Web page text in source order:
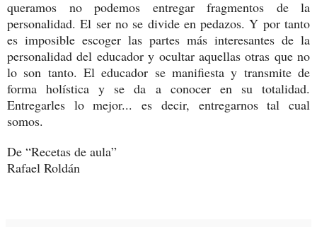
queramos no podemos entregar fragmentos de la
personalidad. El ser no se divide en pedazos. Y por tanto
es imposible escoger las partes más interesantes de la
personalidad del educador y ocultar aquellas otras que no
lo son tanto. El educador se manifiesta y transmite de
forma holística y se da a conocer en su totalidad.
Entregarles lo mejor... es decir, entregarnos tal cual
somos.
De “Recetas de aula”
Rafael Roldán